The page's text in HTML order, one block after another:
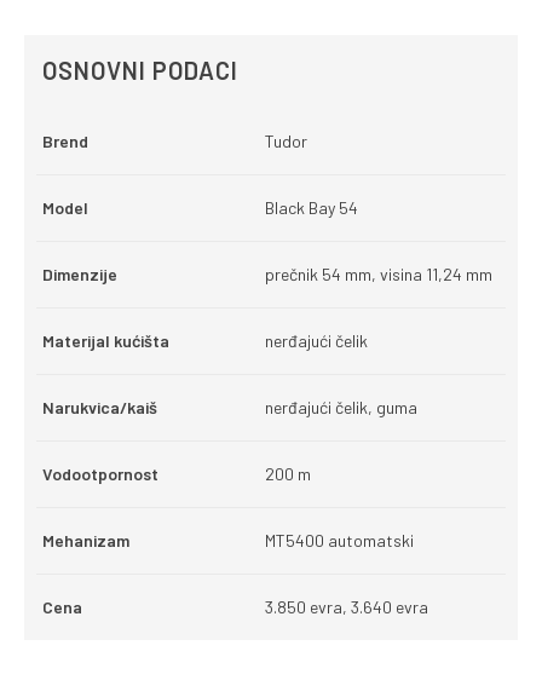
OSNOVNI PODACI
Brend Tudor
Model Black Bay 54
Dimenzije prečnik 54 mm, visina 11,24 mm
Materijal kućišta nerđajući čelik
Narukvica/kaiš nerđajući čelik, guma
Vodootpornost 200 m
Mehanizam MT5400 automatski
Cena 3.850 evra, 3.640 evra